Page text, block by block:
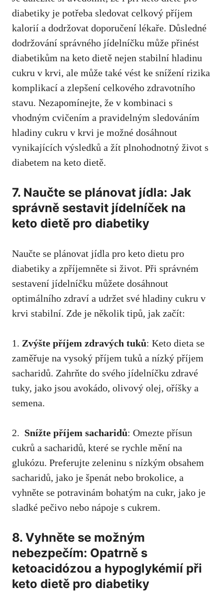
diabetiky je potřeba sledovat celkový příjem
kalorií a dodržovat doporučení lékaře. Důsledné
dodržování správného jídelníčku ‌může přinést
diabetikům na keto dietě nejen stabilní hladinu
cukru v krvi, ale může také vést ke snížení rizika
komplikací a ⁢zlepšení⁣ celkového zdravotního
stavu. Nezapomínejte, ⁤že v kombinaci s
vhodným cvičením a⁤ pravidelným sledováním
hladiny ‌cukru v krvi je možné dosáhnout
vynikajících výsledků a žít plnohodnotný život s
diabetem na keto dietě.
7. Naučte se plánovat jídla: Jak
správně sestavit⁢ jídelníček na
keto dietě pro diabetiky
Naučte se plánovat jídla pro keto ‌dietu‍ pro
diabetiky ‍a zpříjemněte si život. Při správném
sestavení⁣ jídelníčku můžete dosáhnout
optimálního zdraví a udržet své hladiny cukru v
krvi stabilní. Zde je několik tipů, jak začít:
1. Zvýšte ⁢příjem zdravých tuků: Keto dieta se
zaměřuje na vysoký příjem tuků a nízký příjem
sacharidů. Zahrňte do svého jídelníčku zdravé
tuky, jako ‍jsou avokádo, olivový olej, oříšky a
semena.
2. ‌ Snížte příjem​ sacharidů: Omezte přísun
cukrů a sacharidů, které se rychle mění na
glukózu.⁢ Preferujte zeleninu s nízkým obsahem
sacharidů, jako je špenát nebo brokolice, a
vyhněte se potravinám bohatým na ​cukr, ‌jako je
sladké pečivo nebo nápoje s cukrem.
8.⁣ Vyhněte se možným
nebezpečím: Opatrně s‌
ketoacidózou a hypoglykémií při
keto ​dietě pro diabetiky